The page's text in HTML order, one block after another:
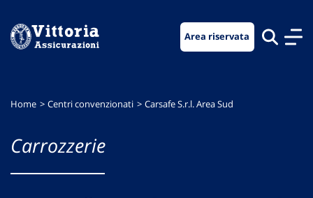
menu
contenuto
footer
Area riservata
Home Centri convenzionati Carsafe S.r.l. Area Sud
Carrozzerie